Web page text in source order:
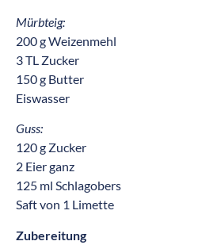
Mürbteig:
200 g Weizenmehl
3 TL Zucker
150 g Butter
Eiswasser
Guss:
120 g Zucker
2 Eier ganz
125 ml Schlagobers
Saft von 1 Limette
Zubereitung